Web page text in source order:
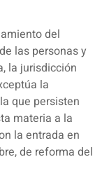
del
las personas y
la jurisdicción
la
que persisten
materia a la
la entrada en
de reforma del